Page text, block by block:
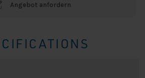
Angebot anfordern